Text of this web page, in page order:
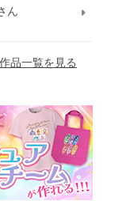
ん
作品一覧を見る